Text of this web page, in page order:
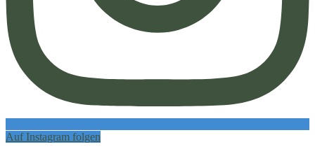
Auf Instagram folgen